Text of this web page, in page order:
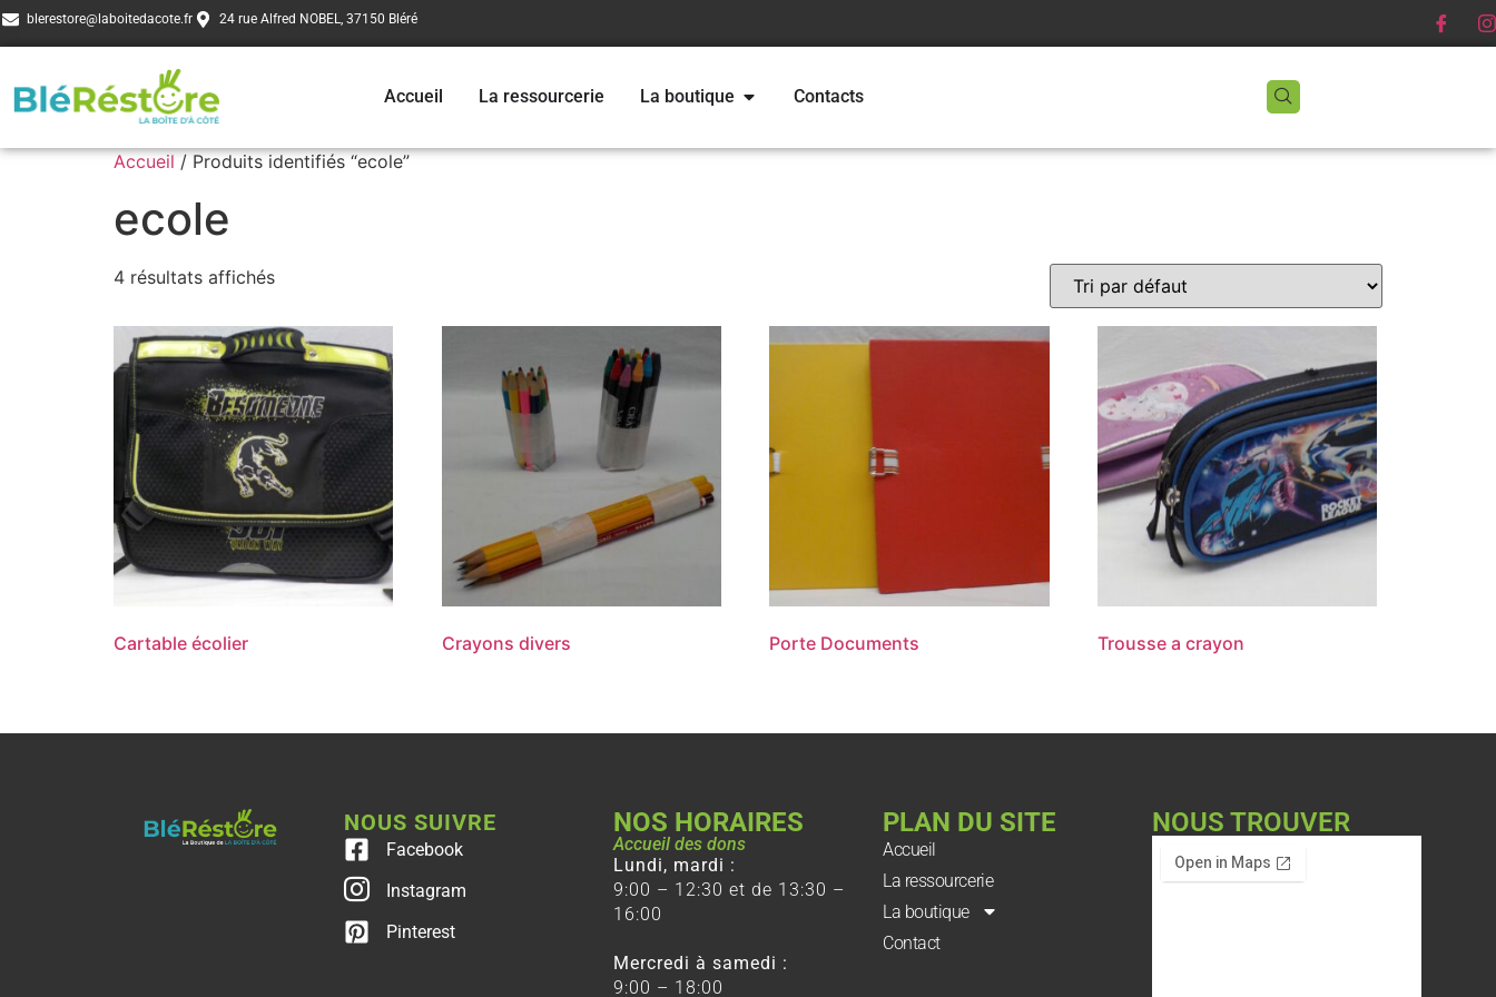
blerestore@laboitedacote.fr 24 rue Alfred NOBEL, 37150 Bléré
Accueil La ressourcerie La boutique Contacts
Accueil / Produits identifiés “ecole”
ecole
4 résultats affichés
Cartable écolier Crayons divers Porte Documents Trousse a crayon
NOUS SUIVRE
Facebook
Instagram
Pinterest
NOS HORAIRES
Accueil des dons
Lundi, mardi :
9:00 – 12:30 et de 13:30 –
16:00
Mercredi à samedi :
9:00 – 18:00
PLAN DU SITE
Accueil
La ressourcerie
La boutique
Contact
NOUS TROUVER